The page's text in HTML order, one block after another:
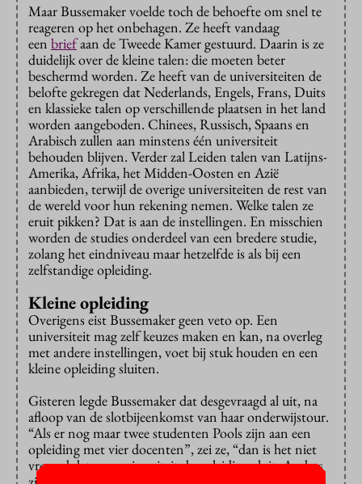
Maar Bussemaker voelde toch de behoefte om snel te
reageren op het onbehagen. Ze heeft vandaag
eenbriefaan de Tweede Kamer gestuurd. Daarin is ze
duidelijk over de kleine talen: die moeten beter
beschermd worden. Ze heeft van de universiteiten de
belofte gekregen dat Nederlands, Engels, Frans, Duits
en klassieke talen op verschillende plaatsen in het land
worden aangeboden. Chinees, Russisch, Spaans en
Arabisch zullen aan minstens één universiteit
behouden blijven. Verder zal Leiden talen van Latijns-
Amerika, Afrika, het Midden-Oosten en Azië
aanbieden, terwijl de overige universiteiten de rest van
de wereld voor hun rekening nemen. Welke talen ze
eruit pikken? Dat is aan de instellingen. En misschien
worden de studies onderdeel van een bredere studie,
zolang het eindniveau maar hetzelfde is als bij een
zelfstandige opleiding.
Kleine opleiding
Overigens eist Bussemaker geen veto op. Een
universiteit mag zelf keuzes maken en kan, na overleg
met andere instellingen, voet bij stuk houden en een
kleine opleiding sluiten.
Gisteren legde Bussemaker dat desgevraagd al uit, na
afloop van de slotbijeenkomst van haar onderwijstour.
“Als er nog maar twee studenten Pools zijn aan een
opleiding met vier docenten”, zei ze, “dan is het niet
vreemd dat een universiteit de opleiding sluit. Anders